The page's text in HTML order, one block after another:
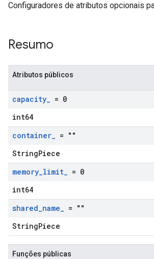
Configuradores de atributos opcionais
Resumo
Atributos públicos
capacity_ = 0
int64
container_ = ""
StringPiece
memory_limit_ = 0
int64
shared_name_ = ""
StringPiece
Funções públicas